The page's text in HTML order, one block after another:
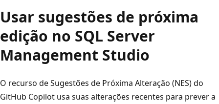
Usar sugestões de próxima
edição no SQL Server
Management Studio
O recurso de Sugestões de Próxima Alteração (NES) do
GitHub Copilot usa suas alterações recentes para prever a